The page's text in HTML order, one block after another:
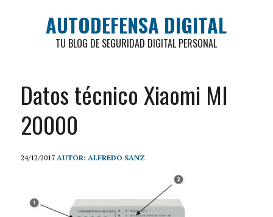
AUTODEFENSA DIGITAL
TU BLOG DE SEGURIDAD DIGITAL PERSONAL
Datos técnico Xiaomi MI
20000
24/12/2017 AUTOR: ALFREDO SANZ